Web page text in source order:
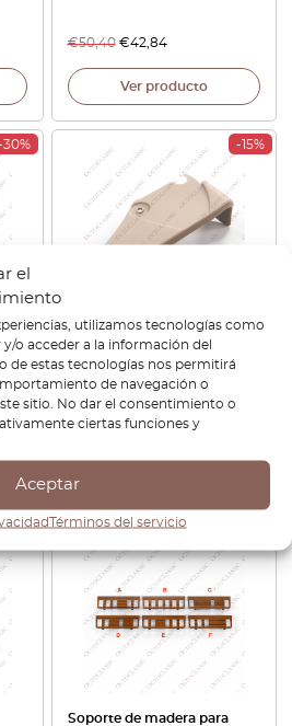
el
utilizamos tecnologías como
o acceder a la información del
de estas tecnologías nos permitirá
de navegación o
sitio. No dar el consentimiento o
ciertas funciones y
Aceptar
Términos del servicio
€50,40 €42,84
Ver producto
30%
/
-15%
Mercedes C123 Tapa Parte
Inferior Asiento Reposera
Izquierda O Derecha
A1239185130 / A1239185230
€88,80 €75,48
Soporte de madera para